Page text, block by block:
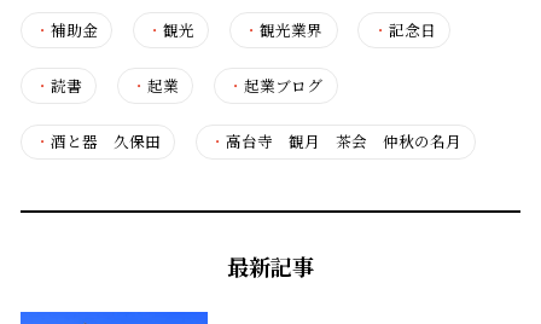
・ 補助金 ・観光 ・観光業界 ・ 記念日
・ 読書 ・起業 ・起業ブログ
・ 酒と器 久保田 ・高台寺 観月 茶会 仲秋の名月
最新記事